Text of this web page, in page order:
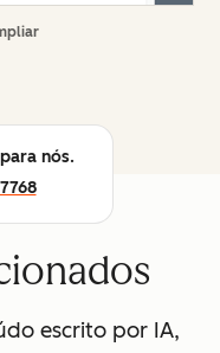
nós.
escrito por IA,